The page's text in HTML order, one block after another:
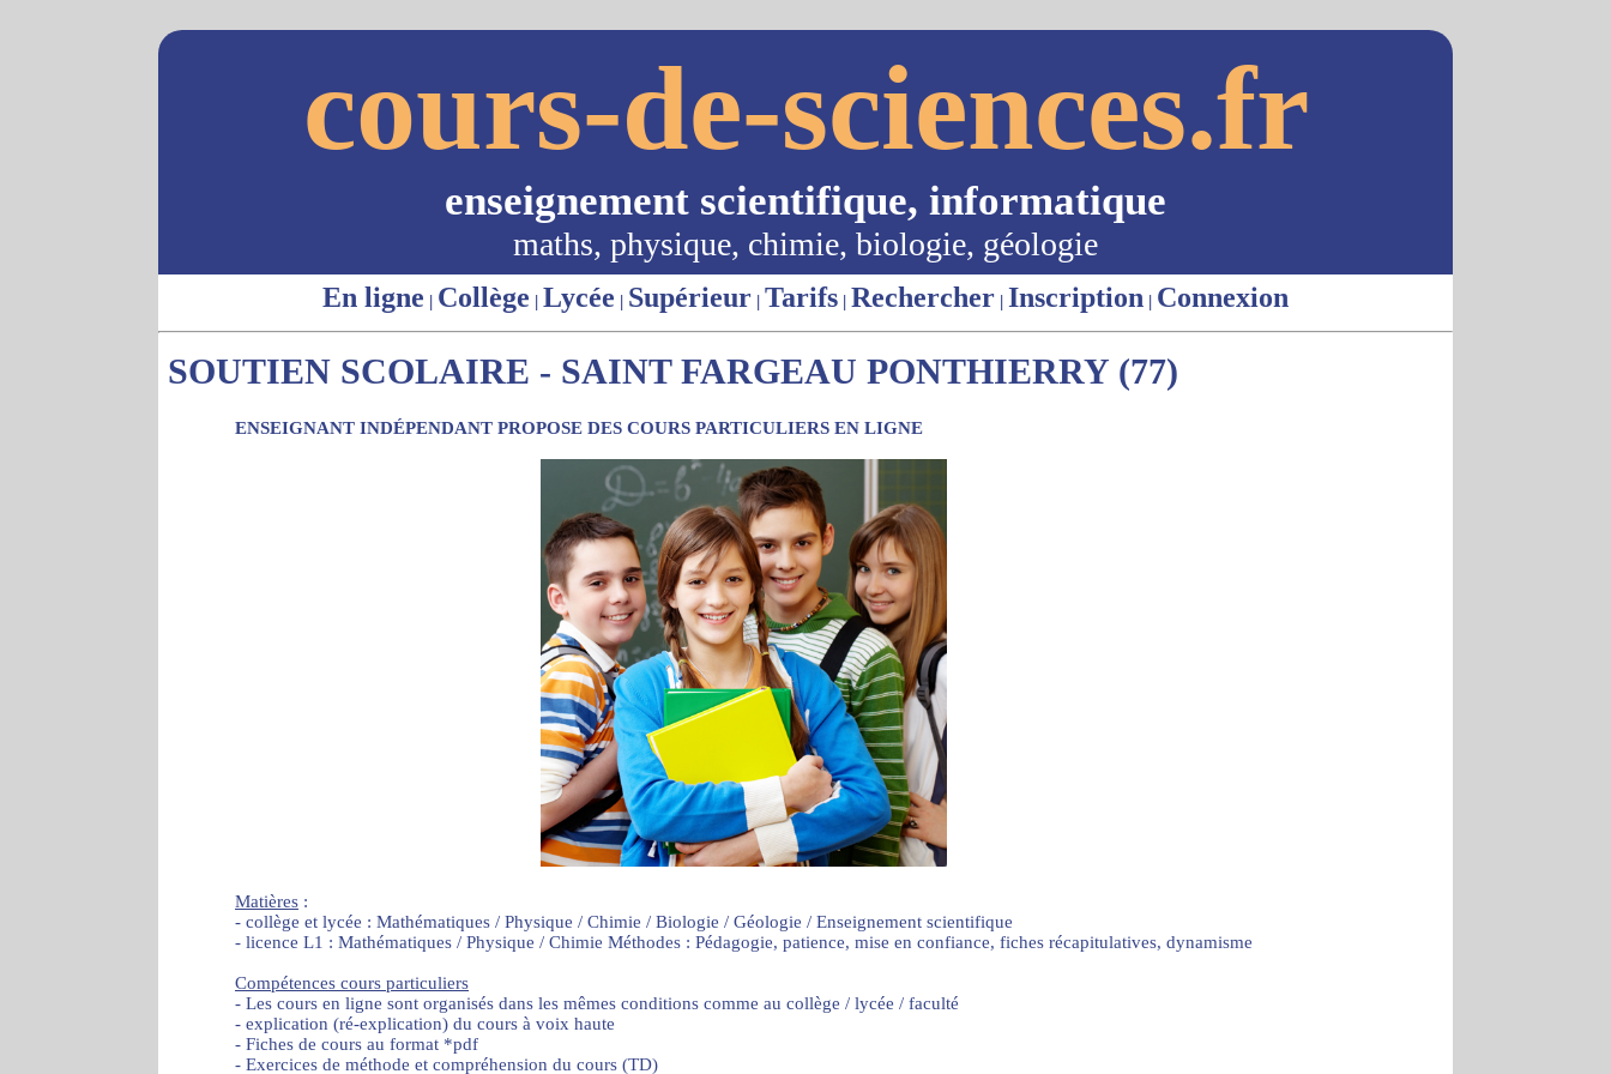
cours-de-sciences.fr
enseignement scientifique, informatique
maths, physique, chimie, biologie, géologie
En ligne | Collège | Lycée | Supérieur | Tarifs | Rechercher | Inscription | Connexion
SOUTIEN SCOLAIRE - SAINT FARGEAU PONTHIERRY (77)
ENSEIGNANT INDÉPENDANT PROPOSE DES COURS PARTICULIERS EN LIGNE
Matières :
- collège et lycée : Mathématiques / Physique / Chimie / Biologie / Géologie / Enseignement scientifique
- licence L1 : Mathématiques / Physique / Chimie Méthodes : Pédagogie, patience, mise en confiance, fiches récapitulatives, dynamisme
Compétences cours particuliers
- Les cours en ligne sont organisés dans les mêmes conditions comme au collège / lycée / faculté
- explication (ré-explication) du cours à voix haute
- Fiches de cours au format *pdf
- Exercices de méthode et compréhension du cours (TD)